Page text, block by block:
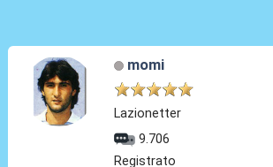
momi
Lazionetter
9.706
Registrato